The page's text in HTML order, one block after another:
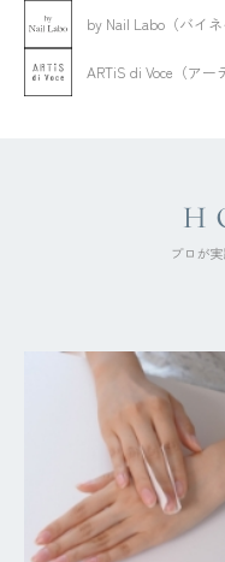
by Nail Labo（バイネ
ARTiS di Voce（アー